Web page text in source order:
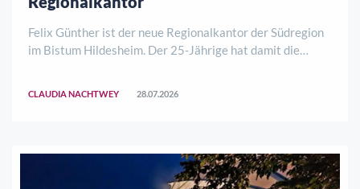
Felix Günther ist der neue Regionalkantor der Südregion
im Bistum Hildesheim. Der 25-Jährige hat damit die
CLAUDIA NACHTWEY 28.07.2026